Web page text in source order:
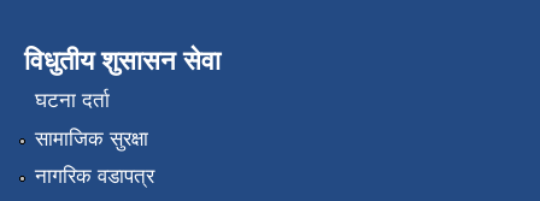
विधुतीय शुसासन सेवा
घटना दर्ता
सामाजिक सुरक्षा
नागरिक वडापत्र